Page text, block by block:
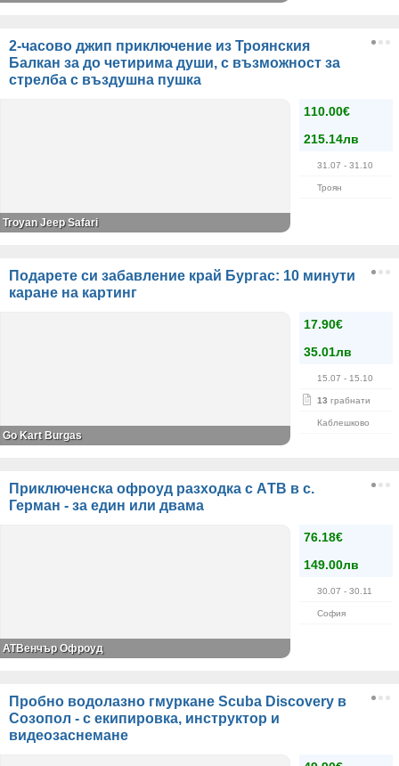
2-часово джип приключение из Троянския
Балкан за до четирима души, с възможност за
стрелба с въздушна пушка
110.00€
215.14лв
31.07 - 31.10
Троян
Troyan Jeep Safari
Подарете си забавление край Бургас: 10 минути
каране на картинг
17.90€
35.01лв
15.07 - 15.10
13 грабнати
Каблешково
Go Kart Burgas
Приключенска офроуд разходкa с АTВ в с.
Герман - за един или двама
76.18€
149.00лв
30.07 - 30.11
София
АТВенчър Офроуд
Пробно водолазно гмуркане Scuba Discovery в
Созопол - с екипировка, инструктор и
видеозаснемане